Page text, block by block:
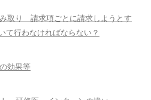
取り 請求項ごとに請求しようとす
て行わなければならない？
効果等